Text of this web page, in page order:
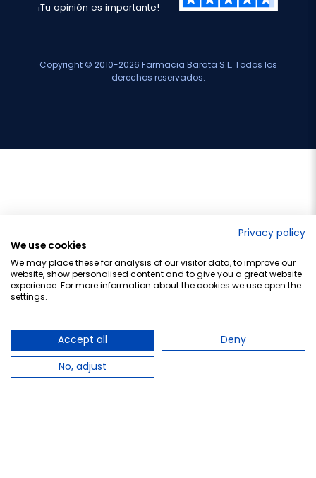
¡Tu opinión es importante!
Copyright © 2010-2026 Farmacia Barata S.L. Todos los
derechos reservados.
Privacy policy
We use cookies
We may place these for analysis of our visitor data, to improve our
website, show personalised content and to give you a great website
experience. For more information about the cookies we use open the
settings.
Accept all
Deny
No, adjust